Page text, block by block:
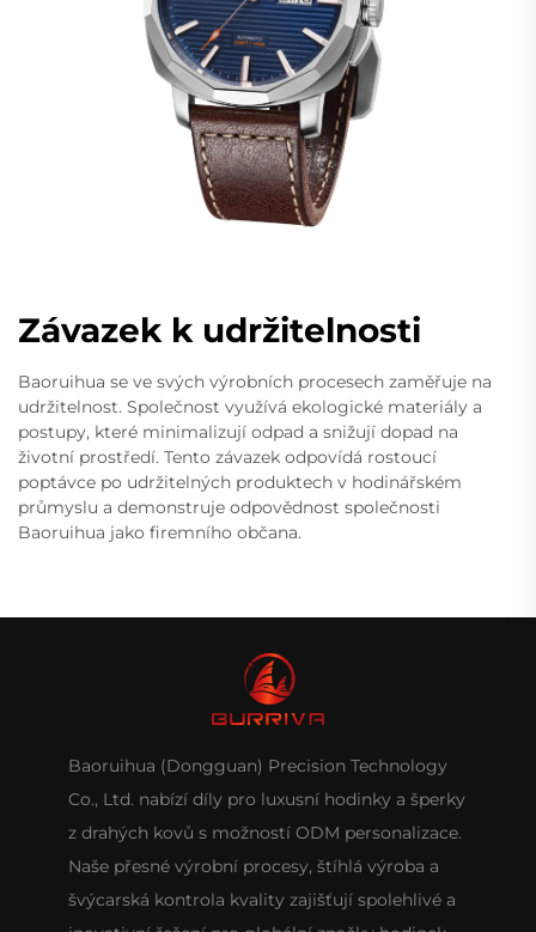
Závazek k udržitelnosti
Baoruihua se ve svých výrobních procesech zaměřuje na
udržitelnost. Společnost využívá ekologické materiály a
postupy, které minimalizují odpad a snižují dopad na
životní prostředí. Tento závazek odpovídá rostoucí
poptávce po udržitelných produktech v hodinářském
průmyslu a demonstruje odpovědnost společnosti
Baoruihua jako firemního občana.
Baoruihua (Dongguan) Precision Technology
Co., Ltd. nabízí díly pro luxusní hodinky a šperky
z drahých kovů s možností ODM personalizace.
Naše přesné výrobní procesy, štíhlá výroba a
švýcarská kontrola kvality zajišťují spolehlivé a